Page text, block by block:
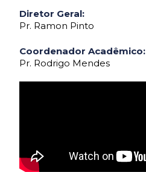
Diretor Geral:
Pr. Ramon Pinto
Coordenador Acadêmico:
Pr. Rodrigo Mendes